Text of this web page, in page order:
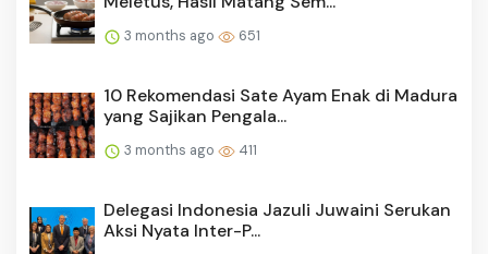
3 months ago 651
10 Rekomendasi Sate Ayam Enak di Madura
yang Sajikan Pengala...
3 months ago 411
Delegasi Indonesia Jazuli Juwaini Serukan
Aksi Nyata Inter-P...